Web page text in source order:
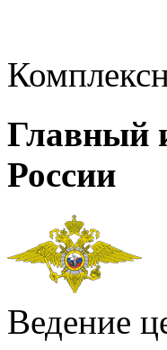
Главный
России
Ведение